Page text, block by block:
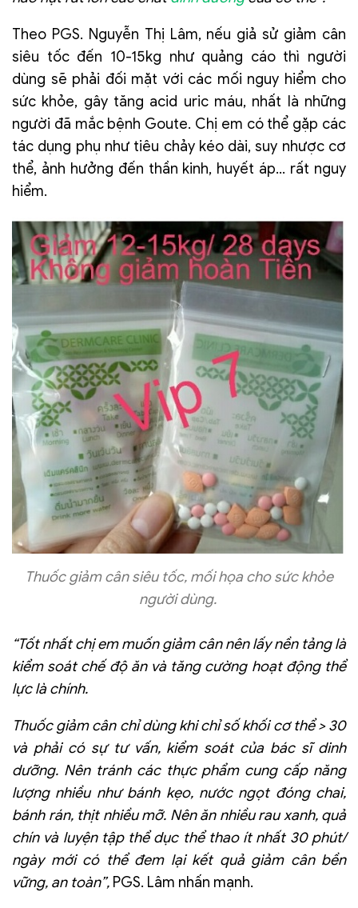
Theo PGS. Nguyễn Thị Lâm, nếu giả sử giảm cân
siêu tốc đến 10-15kg như quảng cáo thì người
dùng sẽ phải đối mặt với các mối nguy hiểm cho
sức khỏe, gây tăng acid uric máu, nhất là những
người đã mắc bệnh Goute. Chị em có thể gặp các
tác dụng phụ như tiêu chảy kéo dài, suy nhược cơ
thể, ảnh hưởng đến thần kinh, huyết áp… rất nguy
hiểm.
Thuốc giảm cân siêu tốc, mối họa cho sức khỏe
người dùng.
“Tốt nhất chị em muốn giảm cân nên lấy nền tảng là
kiểm soát chế độ ăn và tăng cường hoạt động thể
lực là chính.
Thuốc giảm cân chỉ dùng khi chỉ số khối cơ thể > 30
và phải có sự tư vấn, kiểm soát của bác sĩ dinh
dưỡng. Nên tránh các thực phẩm cung cấp năng
lượng nhiều như bánh kẹo, nước ngọt đóng chai,
bánh rán, thịt nhiều mỡ. Nên ăn nhiều rau xanh, quả
chín và luyện tập thể dục thể thao ít nhất 30 phút/
ngày mới có thể đem lại kết quả giảm cân bền
vững, an toàn”, PGS. Lâm nhấn mạnh.